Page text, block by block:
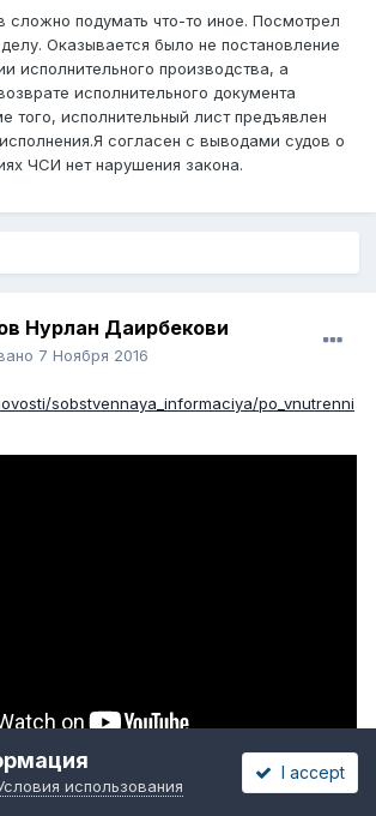
сложно подумать что-то иное. Посмотрел
Оказывается было не постановление
исполнительного производства, а
исполнительного документа
того, исполнительный лист предъявлен
согласен с выводами судов о
ЧСИ нет нарушения закона.
Нурлан Даирбекови
7 Ноября 2016
sobstvennaya_informaciya/po_vnutrenni
использования
I accept